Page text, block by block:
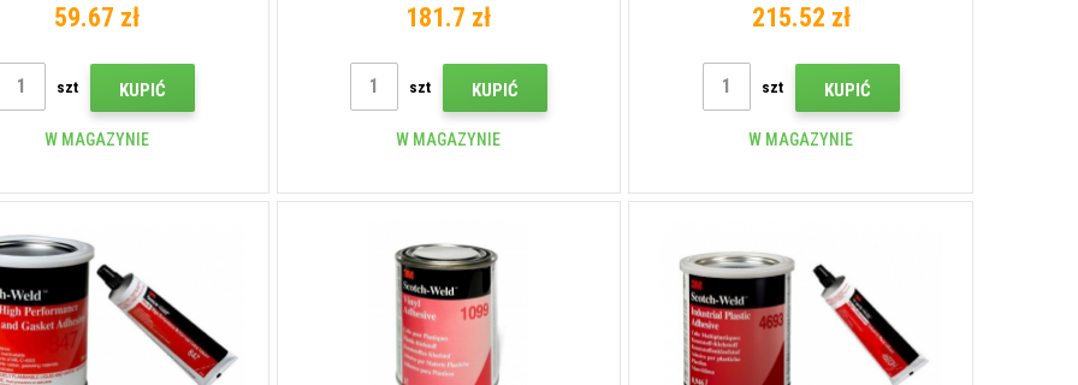
59.67 zł
szt KUPIĆ
W MAGAZYNIE
181.7 zł
szt KUPIĆ
W MAGAZYNIE
215.52 zł
szt KUPIĆ
W MAGAZYNIE